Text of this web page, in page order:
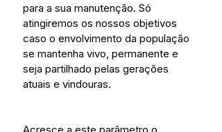
para a sua manutenção. Só
atingiremos os nossos objetivos
caso o envolvimento da população
se mantenha vivo, permanente e
seja partilhado pelas gerações
atuais e vindouras.
Acresce a este parâmetro o